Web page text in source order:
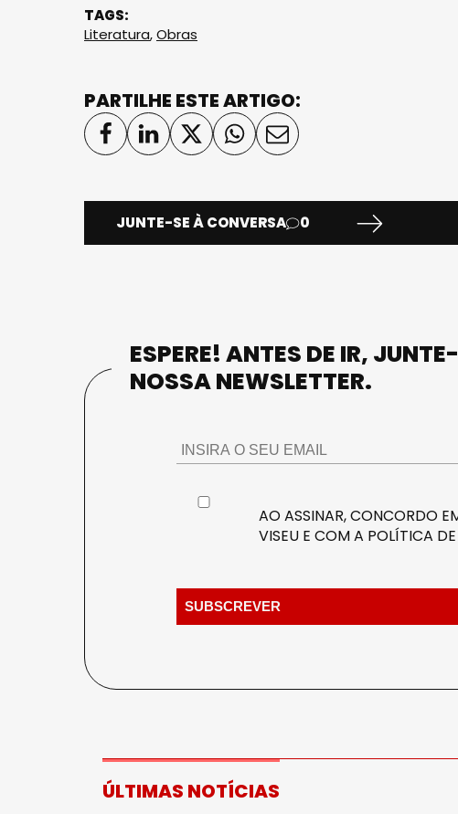
TAGS:
Literatura,Obras
PARTILHE ESTE ARTIGO:
JUNTE-SE À CONVERSA 0
ESPERE! ANTES DE IR,
NOSSA NEWSLETTER.
AO ASSINAR, CONCORDO
VISEU E COM A POLÍTICA
ÚLTIMAS NOTÍCIAS